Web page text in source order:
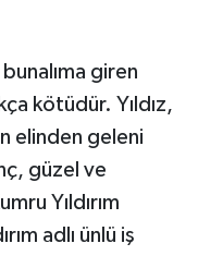
giren
kötüdür. Yıldız,
elinden geleni
güzel ve
Yıldırım
adlı ünlü iş